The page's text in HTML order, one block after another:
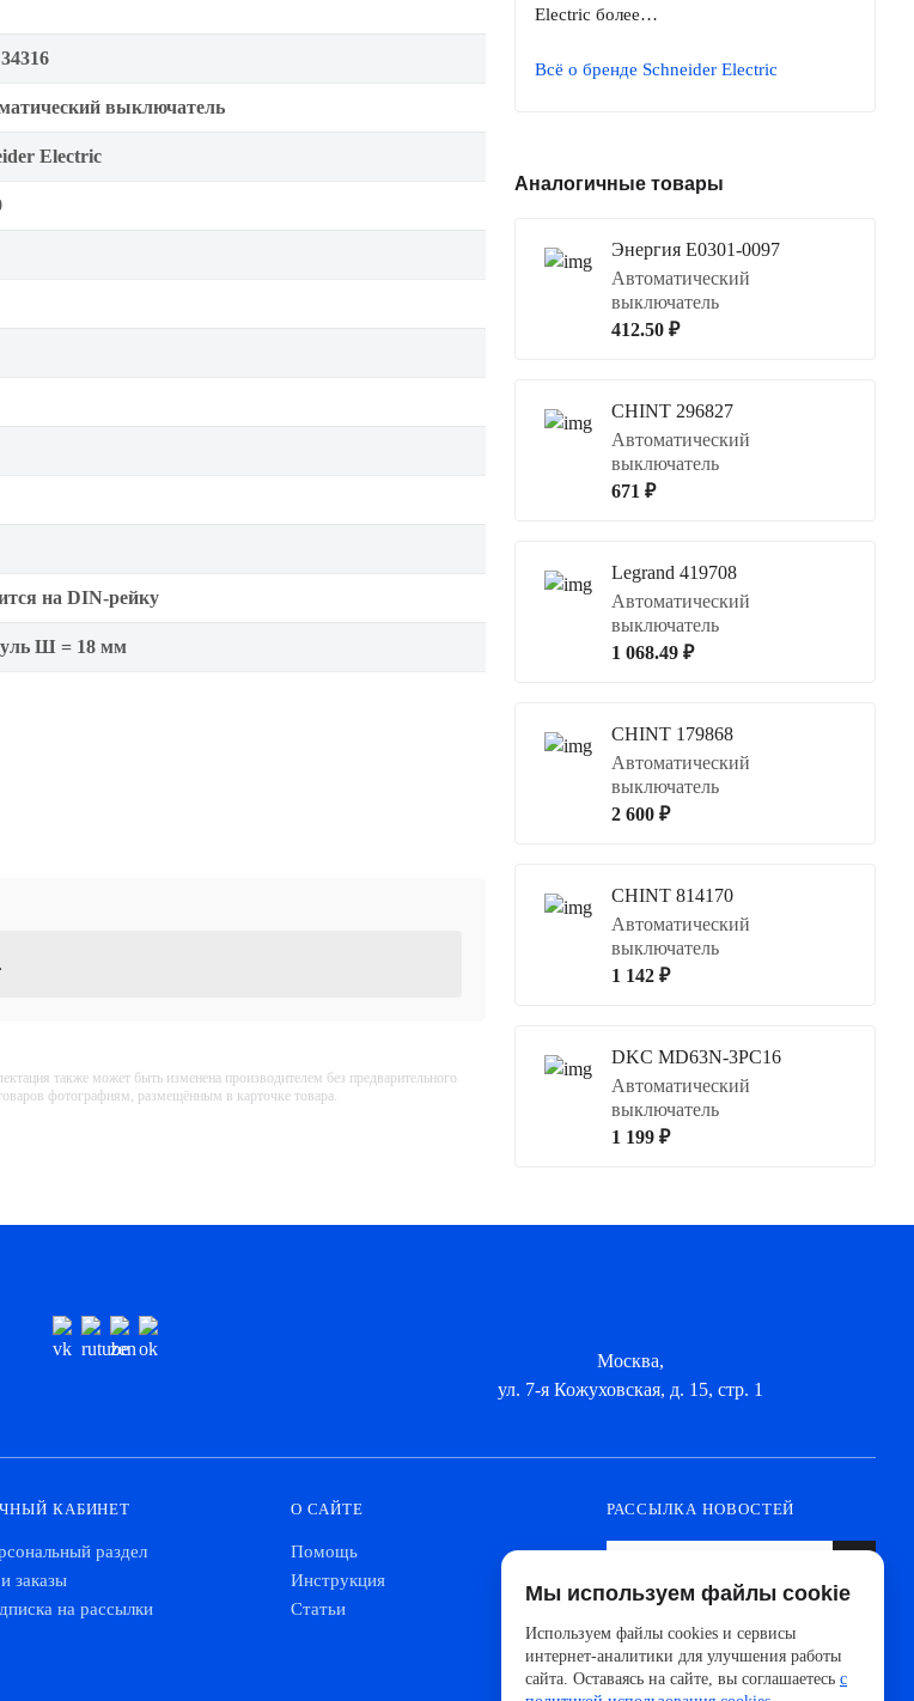
выключатель
Electric
на DIN-рейку
Ш = 18 мм
также может быть изменена производителем без предварительного
фотографиям, размещённым в карточке товара.
Electric более…
Всё о бренде Schneider Electric
Аналогичные товары
Энергия Е0301-0097
Автоматический
выключатель
412.50 ₽
CHINT 296827
Автоматический
выключатель
671 ₽
Legrand 419708
Автоматический
выключатель
1 068.49 ₽
CHINT 179868
Автоматический
выключатель
2 600 ₽
CHINT 814170
Автоматический
выключатель
1 142 ₽
DKC MD63N-3PC16
Автоматический
выключатель
1 199 ₽
Москва,
ул. 7-я Кожуховская, д. 15, стр. 1
КАБИНЕТ
раздел
заказы
на рассылки
О САЙТЕ
Помощь
Инструкция
Статьи
РАССЫЛКА НОВОСТЕЙ
Оформите подписку, чтобы быть в курсе
новинок от ведущих производителей и
новостей АйДистрибьют
Мы используем файлы cookie
Используем файлы cookies и сервисы
интернет-аналитики для улучшения работы
сайта. Оставаясь на сайте, вы соглашаетесь с